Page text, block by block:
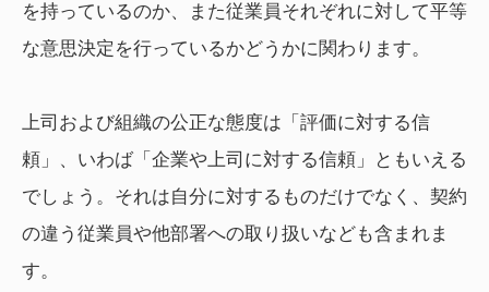
を持っているのか、また従業員それぞれに対して平等
な意思決定を行っているかどうかに関わります。
上司および組織の公正な態度は「評価に対する信
頼」、いわば「企業や上司に対する信頼」ともいえる
でしょう。それは自分に対するものだけでなく、契約
の違う従業員や他部署への取り扱いなども含まれま
す。